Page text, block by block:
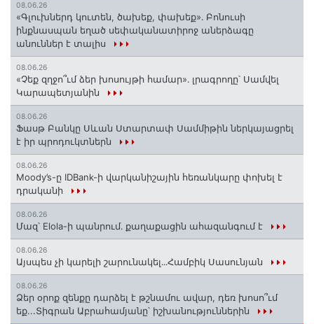
08.06.26
«Գլուխներդ կուտեն, ծախեք, փախեք»․ Բոնուսի
ինքնասպան եղած սեփականատիրոջ աներձագը
անուններ է տալիս
08.06.26
«Չեք զղջո՞ւմ ձեր խոսույթի համար»․ լրագրողը՝ Սամվել
Կարապետյանին
08.06.26
Ֆասթ Բանկը Սևան Ստարտափ Սամմիթին ներկայացրել
է իր պրոդուկտներն
08.06.26
Moody’s-ը IDBank-ի վարկանիշային հեռանկարը փոխել է
դրականի
08.06.26
Մազ՝ Elola-ի պանրում․ քաղաքացին ահազանգում է
08.06.26
Այսպես չի կարելի շարունակել․․․Համբիկ Սասունյան
08.06.26
Ձեր օրոք զենքը դարձել է թշնամու ավար, դեռ խոսո՞ւմ
եք...Տիգրան Աբրահամյանը՝ իշխանություններին